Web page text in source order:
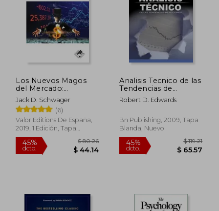
45%
dcto. $ 21.88 dcto. $
Los Nuevos Magos
del Mercado:
Entrevistas con
Traders Legendarios
Jack D. Schwager
(6)
Valor Editions De España,
2019, 1 Edición, Tapa
Blanda, Nuevo
Analisis Tecnico de las
Tendencias de
Acciones
Robert D. Edwards
Bn Publishing, 2009, Tapa
Blanda, Nuevo